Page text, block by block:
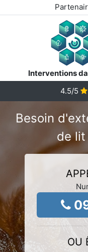
Interventions
4.5/5
Besoin
de lit
OU